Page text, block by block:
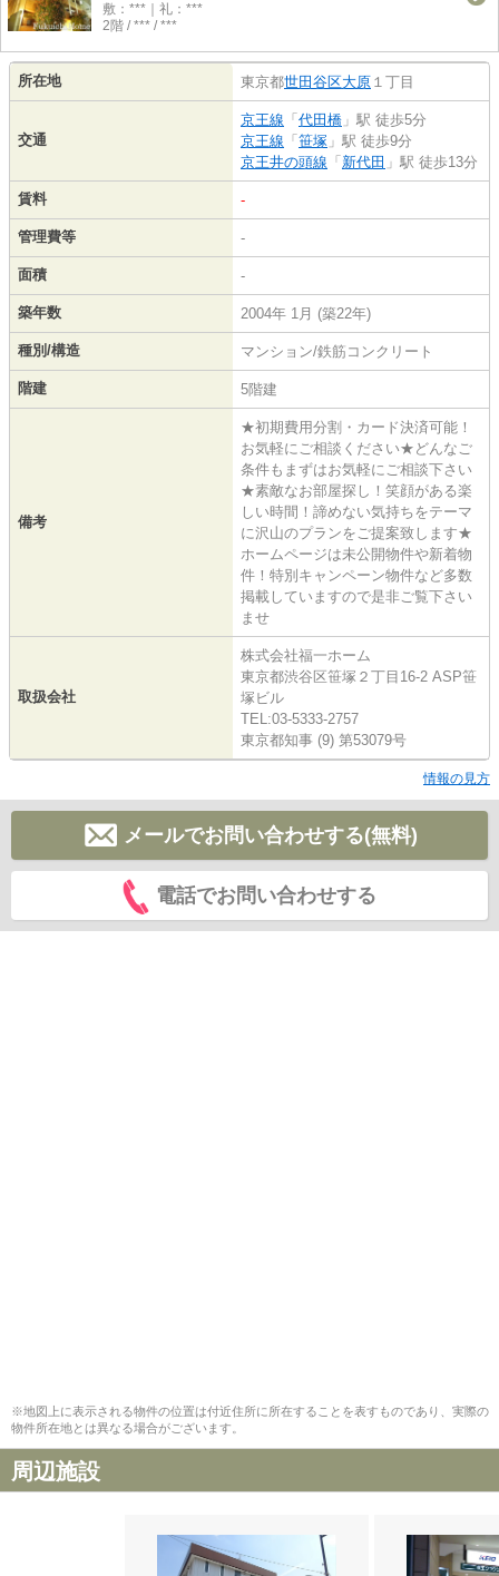
敷：***｜礼：***
2階 / *** / ***
所在地 東京都世田谷区大原 １丁目
交通
京王線 「 代田橋 」駅 徒歩5分
京王線 「 笹塚 」駅 徒歩9分
京王井の頭線 「 新代田 」駅 徒歩13分
賃料 -
管理費等 -
面積 -
築年数 2004年 1月 (築22年)
種別/構造 マンション/鉄筋コンクリート
階建 5階建
備考
★初期費用分割・カード決済可能！
お気軽にご相談ください★どんなご
条件もまずはお気軽にご相談下さい
★素敵なお部屋探し！笑顔がある楽
しい時間！諦めない気持ちをテーマ
に沢山のプランをご提案致します★
ホームページは未公開物件や新着物
件！特別キャンペーン物件など多数
掲載していますので是非ご覧下さい
ませ
取扱会社
株式会社福一ホーム
東京都渋谷区笹塚２丁目16-2 ASP笹
塚ビル
TEL:03-5333-2757
東京都知事 (9) 第53079号
情報の見方
メールでお問い合わせする(無料)
電話でお問い合わせする
※地図上に表示される物件の位置は付近住所に所在することを表すものであり、実際の
物件所在地とは異なる場合がございます。
周辺施設